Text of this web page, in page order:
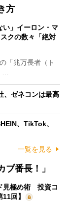
方
い」イーロン・マ
クの数々「絶対
「兆万長者（ト
、ゼネコンは最高
、TikTok、
一覧を見る
番長！」
見極め術 投資コ
回】